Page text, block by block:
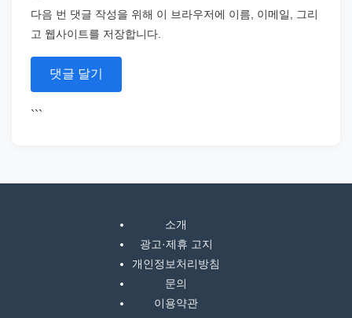
다음 번 댓글 작성을 위해 이 브라우저에 이름, 이메일, 그리
고 웹사이트를 저장합니다.
```
소개
광고·제휴 고지
개인정보처리방침
문의
이용약관